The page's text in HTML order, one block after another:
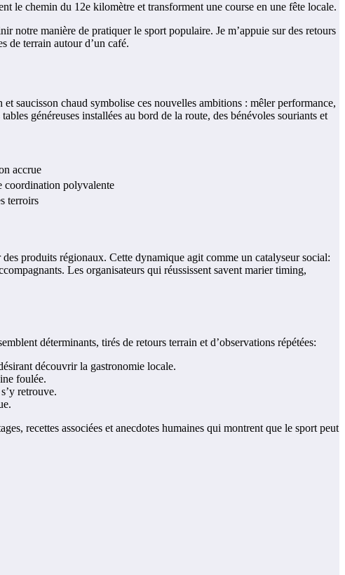
le chemin du 12e kilomètre et transforment une course en une fête locale.
notre manière de pratiquer le sport populaire. Je m’appuie sur des retours
de terrain autour d’un café.
saucisson chaud symbolise ces nouvelles ambitions : mêler performance,
généreuses installées au bord de la route, des bénévoles souriants et
accrue
coordination polyvalente
terroirs
produits régionaux. Cette dynamique agit comme un catalyseur social:
Les organisateurs qui réussissent savent mari­er timing,
déterminants, tirés de retours terrain et d’observations répétées:
découvrir la gastronomie locale.
foulée.
retrouve.
recettes associées et anecdotes humaines qui montrent que le sport peut